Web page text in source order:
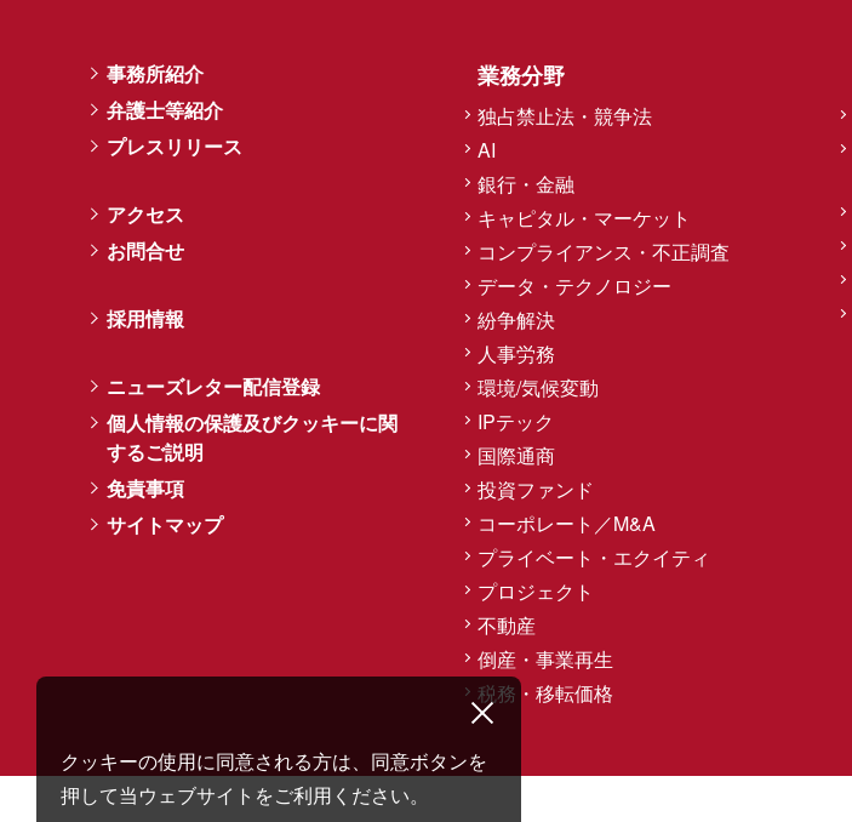
事務所紹介
弁護士等紹介
プレスリリース
アクセス
お問合せ
採用情報
ニューズレター配信登録
個人情報の保護及びクッキーに関
するご説明
免責事項
サイトマップ
業務分野
独占禁止法・競争法
AI
銀行・金融
キャピタル・マーケット
コンプライアンス・不正調査
データ・テクノロジー
紛争解決
人事労務
環境/気候変動
IPテック
国際通商
投資ファンド
コーポレート／M&A
プライベート・エクイティ
プロジェクト
不動産
倒産・事業再生
税務・移転価格
クッキーの使用に同意される方は、同意ボタンを
押して当ウェブサイトをご利用ください。